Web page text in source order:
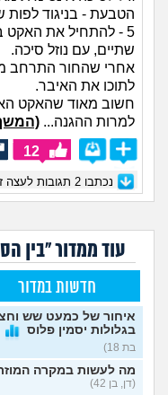
הטבעת - בניגוד
5 - להתחיל את
שתיים, עם נוזל סיכה.
אחרי שהחור התרחב
לתוכו את האיבר.
חשוב מאוד שהאקט
למרות ההגנה...
12
נכתבו 2 תגובות לעצה
עוד ממדור "בין
חדשות במדור
איחור של כמעט שש
בגלולות יסמין פלוס
בת 18)
מה לעשות במקרה
(דן, בן 42)